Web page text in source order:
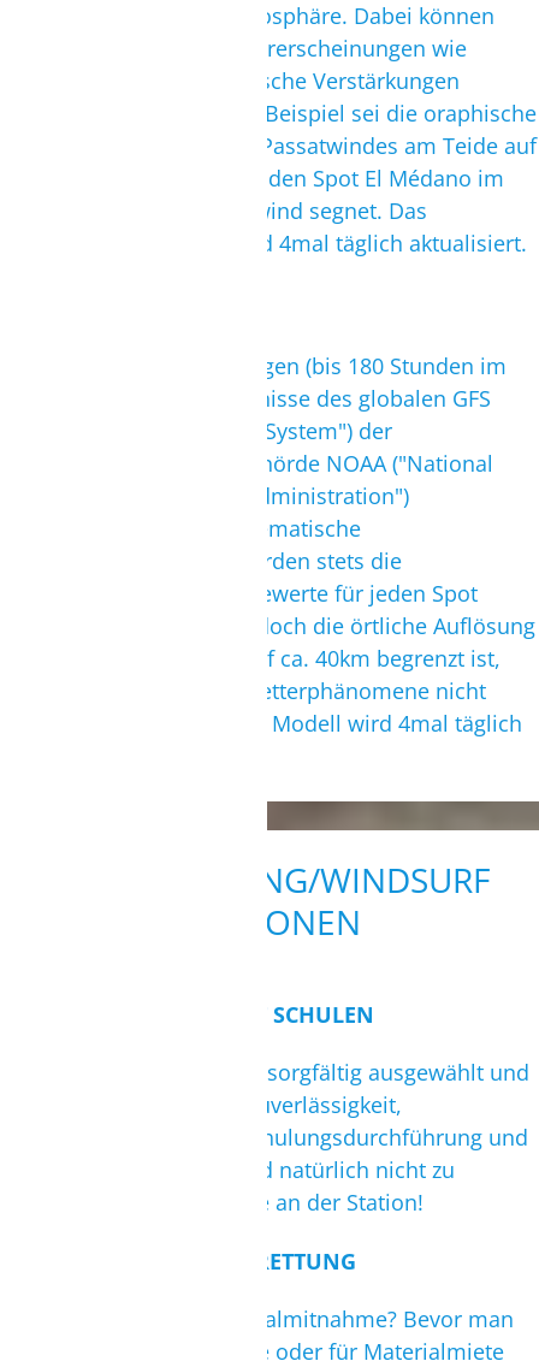
die Vorgänge in der Athmosphäre. Dabei können
auch lokal begrenze Wettererscheinungen wie
Thermiken und orographische Verstärkungen
vorausgesagt werden. Als Beispiel sei die oraphische
Verstärkung des Nordost-Passatwindes am Teide auf
Teneriffa genannt, welche den Spot El Médano im
Süden der Insel mit Starkwind segnet. Das
Regionalwettermodell wird 4mal täglich aktualisiert.
Für die Mittelfristvorhersagen (bis 180 Stunden im
voraus) werden die Ergebnisse des globalen GFS
Modells ("Global Forecast System") der
amerikanischen Wetterbehörde NOAA ("National
Oceanic & Atmospheric Administration")
ausgewertet. Durch mathematische
Interpolationverfahren werden stets die
bestmöglichen Vorhersagewerte für jeden Spot
weltweit berechnet. Da jedoch die örtliche Auflösung
des GFS systembedingt auf ca. 40km begrenzt ist,
kann das Modell lokale Wetterphänomene nicht
optimal erfassen. Das GFS Modell wird 4mal täglich
KITE- UND WING/WINDSURF
STATIONEN
STATION / WASSERSPORT SCHULEN
Wir haben unsere Partner sorgfältig ausgewählt und
legen sehr viel Wert auf Zuverlässigkeit,
Organisation, Material, Schulungsdurchführung und
Verbandzugehörigkeit, und natürlich nicht zu
vergessen die Atmosphäre an der Station!
MATERIAL/ LAGERUNG/ RETTUNG
Materialmiete oder Materialmitnahme? Bevor man
sich für Materialmitnahme oder für Materialmiete